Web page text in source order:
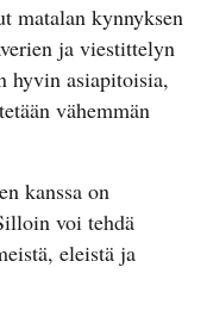
matalan kynnyksen
ja viestittelyn
hyvin asiapitoisia,
vähemmän
kanssa on
voi tehdä
eleistä ja